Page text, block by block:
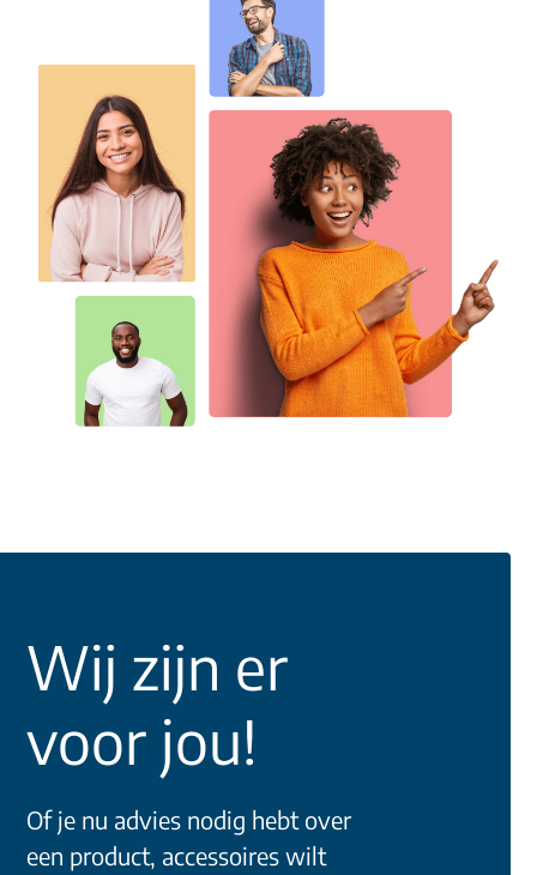
Wij zijn er
voor jou!
Of je nu advies nodig hebt over
een product, accessoires wilt